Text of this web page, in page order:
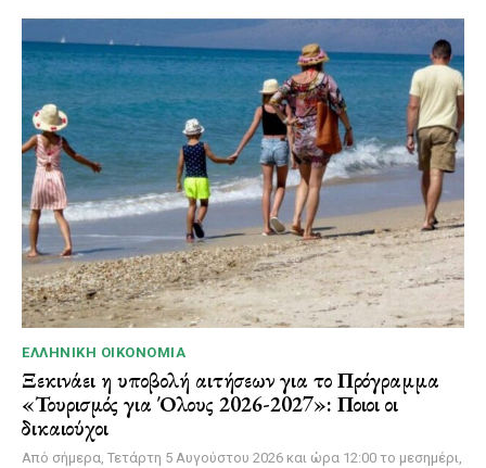
ΕΛΛΗΝΙΚΉ ΟΙΚΟΝΟΜΊΑ
Ξεκινάει η υποβολή αιτήσεων για το Πρόγραμμα
«Τουρισμός για Όλους 2026-2027»: Ποιοι οι
δικαιούχοι
Από σήμερα, Τετάρτη 5 Αυγούστου 2026 και ώρα 12:00 το μεσημέρι,